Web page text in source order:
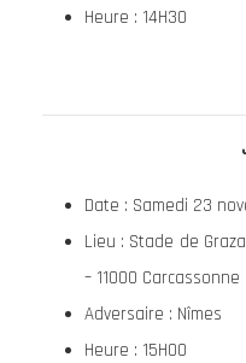
Heure : 14H30
Date : Samedi 23
Lieu : Stade de
– 11000 Carcassonne
Adversaire : Nîmes
Heure : 15H00